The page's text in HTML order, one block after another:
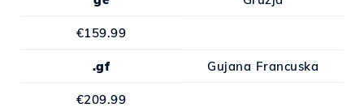
€159.99
.gf Gujana Francuska
€209.99